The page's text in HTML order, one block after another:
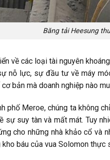
Băng tải Heesung
về các loại tài nguyên
nỗ lực, sự đầu tư về máy
bản mà doanh nghiệp nào
phố Meroe, chúng ta không
sự suy tàn và mất mát. Tuy
cho những nhà khảo cổ và
báu của vua Solomon thực